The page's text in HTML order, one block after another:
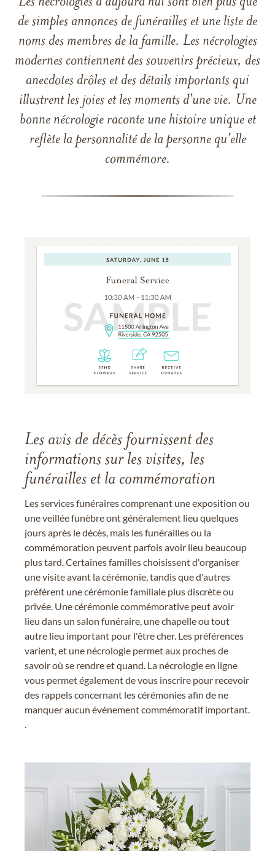
de simples annonces de funérailles et une liste de
noms des membres de la famille. Les nécrologies
modernes contiennent des souvenirs précieux, des
anecdotes drôles et des détails importants qui
illustrent les joies et les moments d'une vie. Une
bonne nécrologie raconte une histoire unique et
reflète la personnalité de la personne qu'elle
commémore.
Les avis de décès fournissent des
informations sur les visites, les
funérailles et la commémoration
Les services funéraires comprenant une exposition ou
une veillée funèbre ont généralement lieu quelques
jours après le décès, mais les funérailles ou la
commémoration peuvent parfois avoir lieu beaucoup
plus tard. Certaines familles choisissent d'organiser
une visite avant la cérémonie, tandis que d'autres
préfèrent une cérémonie familiale plus discrète ou
privée. Une cérémonie commémorative peut avoir
lieu dans un salon funéraire, une chapelle ou tout
autre lieu important pour l'être cher. Les préférences
varient, et une nécrologie permet aux proches de
savoir où se rendre et quand. La nécrologie en ligne
vous permet également de vous inscrire pour recevoir
des rappels concernant les cérémonies afin de ne
manquer aucun événement commémoratif important.